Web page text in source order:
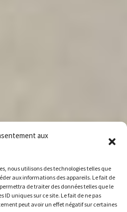
aux
nous utilisons des technologies telles que
aux informations des appareils. Le fait de
de traiter des données telles que le
uniques sur ce site. Le fait de ne pas
peut avoir un effet négatif sur certaines